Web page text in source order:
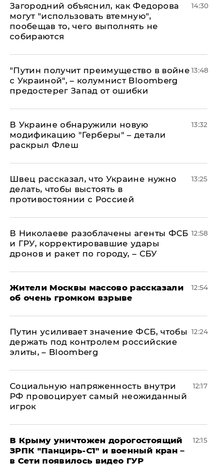
Загородний объяснил, как Федорова
могут "использовать втемную",
пообещав то, чего выполнять не
собираются
14:30
"Путин получит преимущество в войне
с Украиной", – колумнист Bloomberg
предостерег Запад от ошибки
13:48
В Украине обнаружили новую
модификацию "Герберы" – детали
раскрыл Флеш
13:32
Швец рассказал, что Украине нужно
делать, чтобы выстоять в
противостоянии с Россией
13:25
В Николаеве разоблачены агенты ФСБ
и ГРУ, корректировавшие удары
дронов и ракет по городу, – СБУ
12:58
Жители Москвы массово рассказали
об очень громком взрыве
12:54
Путин усиливает значение ФСБ, чтобы
держать под контролем российские
элиты, – Bloomberg
12:24
Социальную напряженность внутри
РФ провоцирует самый неожиданный
игрок
12:17
В Крыму уничтожен дорогостоящий
ЗРПК "Панцирь-С1" и военный кран –
в Сети появилось видео ГУР
12:15